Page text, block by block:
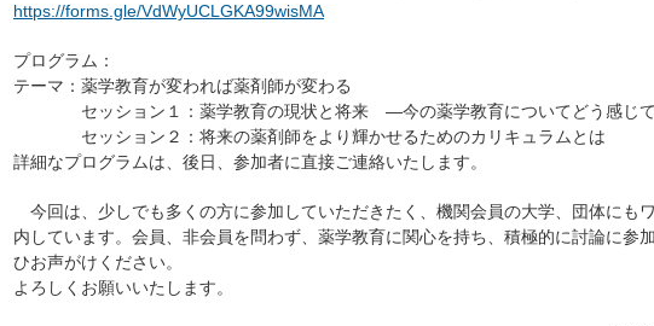
https://forms.gle/VdWyUCLGKA99wisMA
プログラム：
テーマ：薬学教育が変われば薬剤師が変わる
セッション１：薬学教育の現状と将来 ―今の薬学教育についてどう感じて
セッション２：将来の薬剤師をより輝かせるためのカリキュラムとは
詳細なプログラムは、後日、参加者に直接ご連絡いたします。
今回は、少しでも多くの方に参加していただきたく、機関会員の大学、団体にも
内しています。会員、非会員を問わず、薬学教育に関心を持ち、積極的に討論に参
ひお声がけください。
よろしくお願いいたします。